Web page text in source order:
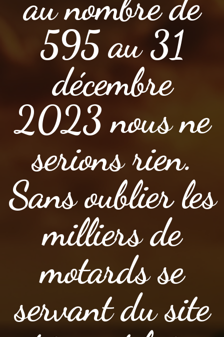
595 au 31
décembre
2023 nous ne
serions rien.
Sans oublier les
milliers de
motards se
servant du site